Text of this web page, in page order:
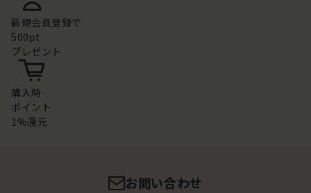
新規会員登録で
500pt
プレゼント
購入時
ポイント
1%還元
お問い合わせ